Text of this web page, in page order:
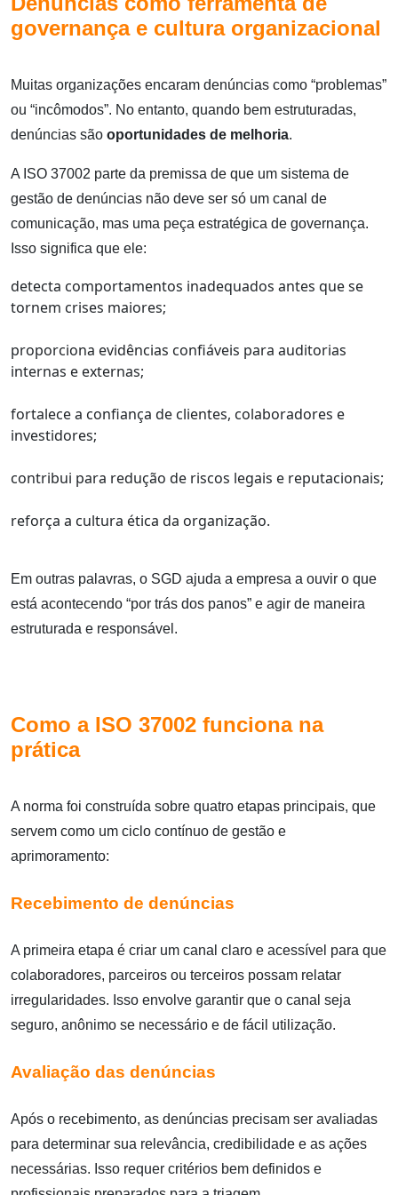
governança e cultura organizacional
Muitas organizações encaram denúncias como “problemas”
ou “incômodos”. No entanto, quando bem estruturadas,
denúncias são oportunidades de melhoria.
A ISO 37002 parte da premissa de que um sistema de
gestão de denúncias não deve ser só um canal de
comunicação, mas uma peça estratégica de governança.
Isso significa que ele:
detecta comportamentos inadequados antes que se
tornem crises maiores;
proporciona evidências confiáveis para auditorias
internas e externas;
fortalece a confiança de clientes, colaboradores e
investidores;
contribui para redução de riscos legais e reputacionais;
reforça a cultura ética da organização.
Em outras palavras, o SGD ajuda a empresa a ouvir o que
está acontecendo “por trás dos panos” e agir de maneira
estruturada e responsável.
Como a ISO 37002 funciona na
prática
A norma foi construída sobre quatro etapas principais, que
servem como um ciclo contínuo de gestão e
aprimoramento:
Recebimento de denúncias
A primeira etapa é criar um canal claro e acessível para que
colaboradores, parceiros ou terceiros possam relatar
irregularidades. Isso envolve garantir que o canal seja
seguro, anônimo se necessário e de fácil utilização.
Avaliação das denúncias
Após o recebimento, as denúncias precisam ser avaliadas
para determinar sua relevância, credibilidade e as ações
necessárias. Isso requer critérios bem definidos e